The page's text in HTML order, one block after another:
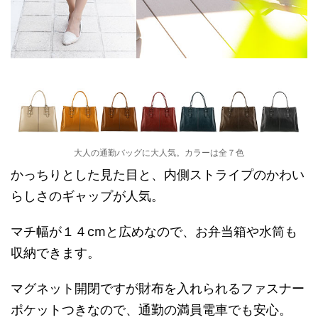
大人の通勤バッグに大人気。カラーは全７色
かっちりとした見た目と、内側ストライプのかわい
らしさのギャップが人気。
マチ幅が１４cmと広めなので、お弁当箱や水筒も
収納できます。
マグネット開閉ですが財布を入れられるファスナー
ポケットつきなので、通勤の満員電車でも安心。